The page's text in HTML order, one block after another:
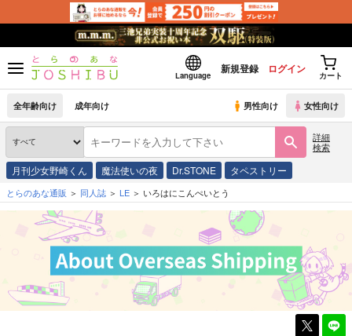
Language
新規登録 ログイン
カート
全年齢向け 成年向け 男性向け 女性向け
詳細
検索
月刊少女野崎くん 魔法使いの夜 Dr.STONE タペストリー
とらのあな通販 同人誌 LE いろはにこんぺいとう